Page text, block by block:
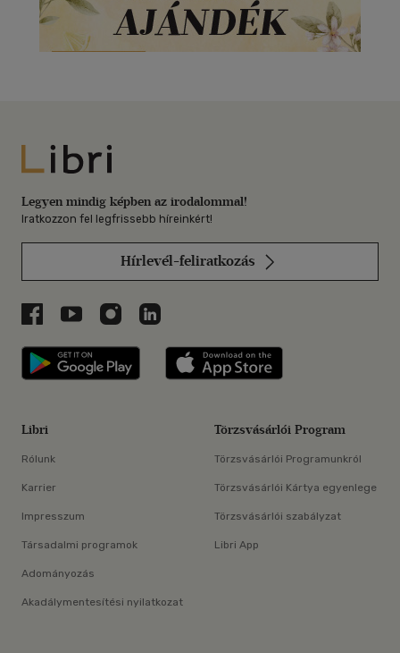
Libri
Legyen mindig képben az irodalommal!
Iratkozzon fel legfrissebb híreinkért!
Hírlevél-feliratkozás
Libri a Facebookon
Libri a Youtube-on
Libri az Instagramon
Libri a LinkedInen
Libri applikáció Szerezd meg: Google
Libri
Rólunk
Karrier
Impresszum
Társadalmi programok
Adományozás
Akadálymentesítési nyilatkozat
Törzsvásárlói Program
Törzsvásárlói Programunkról
Törzsvásárlói Kártya egyenlege
Törzsvásárlói szabályzat
Libri App